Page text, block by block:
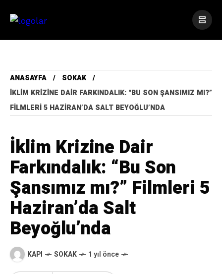
ANASAYFA
SOKAK
İKLIM KRIZINE DAIR FARKINDALIK: “BU SON ŞANSIMIZ MI?”
FILMLERI 5 HAZIRAN’DA SALT BEYOĞLU’NDA
İklim Krizine Dair
Farkındalık: “Bu Son
Şansımız mı?” Filmleri 5
Haziran’da Salt
Beyoğlu’nda
KAPI SOKAK 1 yıl önce